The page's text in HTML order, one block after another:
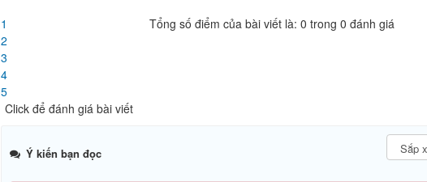
1
2
3
4
5
Click để đánh giá bài viết
Tổng số điểm của bài viết là: 0 trong 0 đánh giá
Ý kiến bạn đọc